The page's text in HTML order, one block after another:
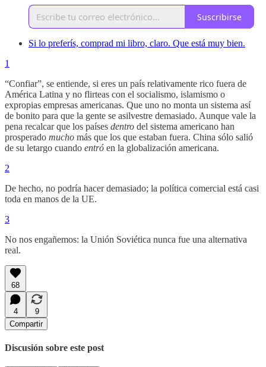
Suscribirse
Si lo preferís, comprad mi libro, claro. Que está muy bien.
1
“Confiar”, se entiende, si eres un país relativamente rico fuera de
América Latina y no flirteas con el socialismo, islamismo o
expropias empresas americanas. Que uno no monta un sistema así
de bonito para que la gente se asilvestre demasiado. Aunque vale la
pena recalcar que los países dentro del sistema americano han
prosperado mucho más que los que estaban fuera. China sólo salió
de su letargo cuando entró en la globalización americana.
2
De hecho, no podría hacer demasiado; la política comercial está casi
toda en manos de la UE.
3
No nos engañemos: la Unión Soviética nunca fue una alternativa
real.
68
4
9
Compartir
Discusión sobre este post